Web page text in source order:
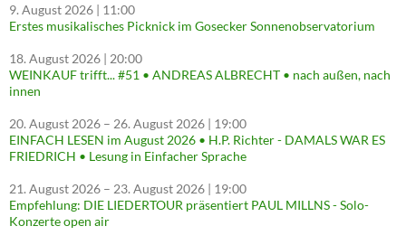
9. August 2026 | 11:00
Erstes musikalisches Picknick im Gosecker Sonnenobservatorium
18. August 2026 | 20:00
WEINKAUF trifft... #51 • ANDREAS ALBRECHT • nach außen, nach
innen
20. August 2026 – 26. August 2026 | 19:00
EINFACH LESEN im August 2026 • H.P. Richter - DAMALS WAR ES
FRIEDRICH • Lesung in Einfacher Sprache
21. August 2026 – 23. August 2026 | 19:00
Empfehlung: DIE LIEDERTOUR präsentiert PAUL MILLNS - Solo-
Konzerte open air